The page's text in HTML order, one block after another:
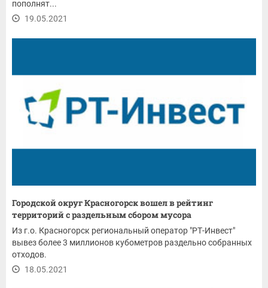
пополнят...
19.05.2021
Городской округ Красногорск вошел в рейтинг
территорий с раздельным сбором мусора
Из г.о. Красногорск региональный оператор "РТ-Инвест"
вывез более 3 миллионов кубометров раздельно собранных
отходов.
18.05.2021